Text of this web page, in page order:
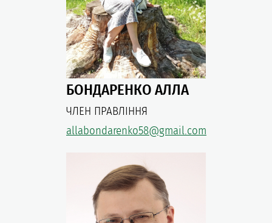
БОНДАРЕНКО АЛЛА
ЧЛЕН ПРАВЛІННЯ
allabondarenko58@gmail.com